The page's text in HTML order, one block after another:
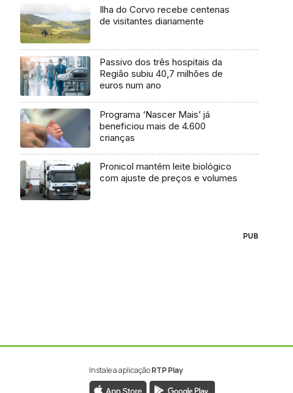
Ilha do Corvo recebe centenas
de visitantes diariamente
Passivo dos três hospitais da
Região subiu 40,7 milhões de
euros num ano
Programa ‘Nascer Mais’ já
beneficiou mais de 4.600
crianças
Pronicol mantém leite biológico
com ajuste de preços e volumes
PUB
Instale a aplicaçãoRTP Play